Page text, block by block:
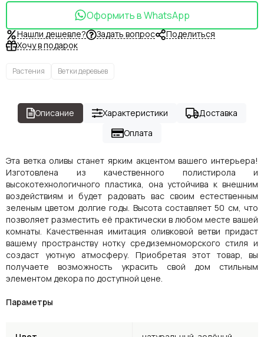
Оформить в WhatsApp
Нашли дешевле? Задать вопрос
Поделиться
Хочу в подарок
Растения Ветки деревьев
Описание Характеристики
Доставка
Оплата
Эта ветка оливы станет ярким акцентом вашего интерьера!
Изготовлена из качественного полистирола и
высокотехнологичного пластика, она устойчива к внешним
воздействиям и будет радовать вас своим естественным
зеленым цветом долгие годы. Высота составляет 50 см, что
позволяет разместить её практически в любом месте вашей
комнаты. Качественная имитация оливковой ветви придаст
вашему пространству нотку средиземноморского стиля и
создаст уютную атмосферу. Приобретая этот товар, вы
получаете возможность украсить свой дом стильным
элементом декора по доступной цене.
Параметры